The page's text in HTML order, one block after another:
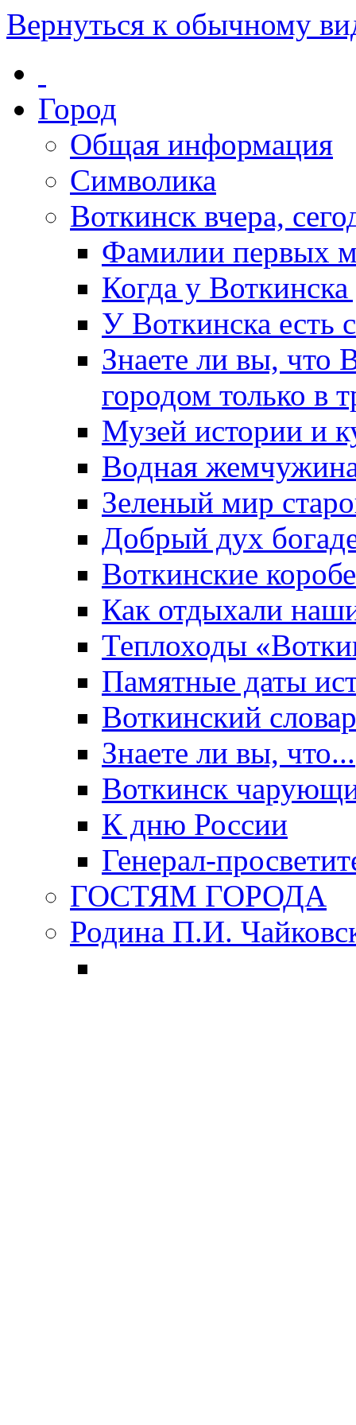
Вернуться к обычному
Город
Общая информация
Символика
Воткинск вчера,
Фамилии первых
Когда у
У Воткинска есть
Знаете ли вы, что
городом только в
Музей истории и
Водная
Зеленый мир
Добрый дух
Воткинские
Как отдыхали
Теплоходы
Памятные даты
Воткинский
Знаете ли вы, что...
Воткинск
К дню России
Генерал-
ГОСТЯМ ГОРОДА
Родина П.И.